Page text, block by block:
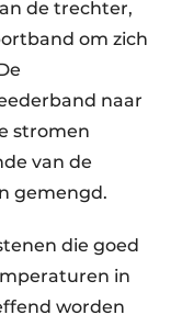
de trechter,
om zich
naar
stromen
van de
gemengd.
die goed
in
worden